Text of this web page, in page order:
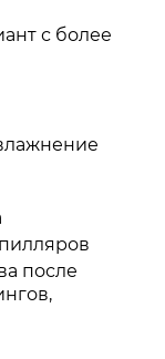
с более
после